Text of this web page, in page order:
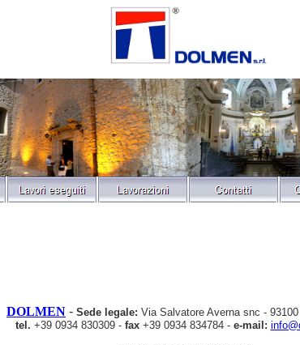
DOLMEN - Sede legale: Via Salvatore Averna snc -
tel. +39 0934 830309 - fax +39 0934 834784 - e-mail: